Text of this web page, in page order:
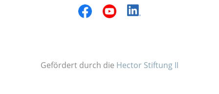
Gefördert durch die Hector Stiftung II